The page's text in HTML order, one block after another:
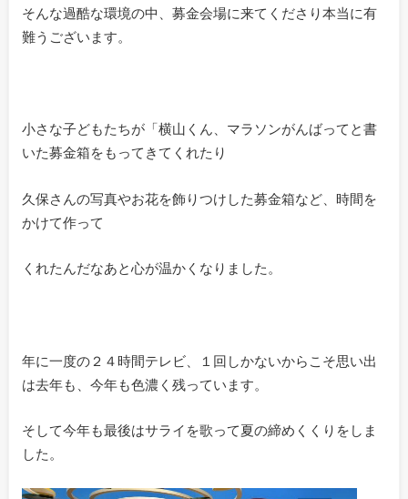
そんな過酷な環境の中、募金会場に来てくださり本当に有
難うございます。
小さな子どもたちが「横山くん、マラソンがんばってと書
いた募金箱をもってきてくれたり
久保さんの写真やお花を飾りつけした募金箱など、時間を
かけて作って
くれたんだなあと心が温かくなりました。
年に一度の２４時間テレビ、１回しかないからこそ思い出
は去年も、今年も色濃く残っています。
そして今年も最後はサライを歌って夏の締めくくりをしま
した。